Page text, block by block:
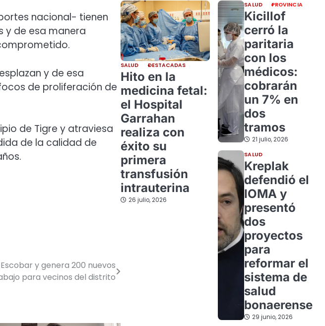
nacional- tienen
y de esa manera
y de esa
de proliferación de
de Tigre y atraviesa
de la calidad de
y genera 200 nuevos
para vecinos del distrito
SALUD DESTACADAS
Hito en la
medicina fetal:
el Hospital
Garrahan
realiza con
éxito su
primera
transfusión
intrauterina
26 julio, 2026
SALUD PROVINCIA
Kicillof
cerró la
paritaria
con los
médicos:
cobrarán
un 7% en
dos
tramos
21 julio, 2026
SALUD
Kreplak
defendió el
IOMA y
presentó
dos
proyectos
para
reformar el
sistema de
salud
bonaerense
29 junio, 2026